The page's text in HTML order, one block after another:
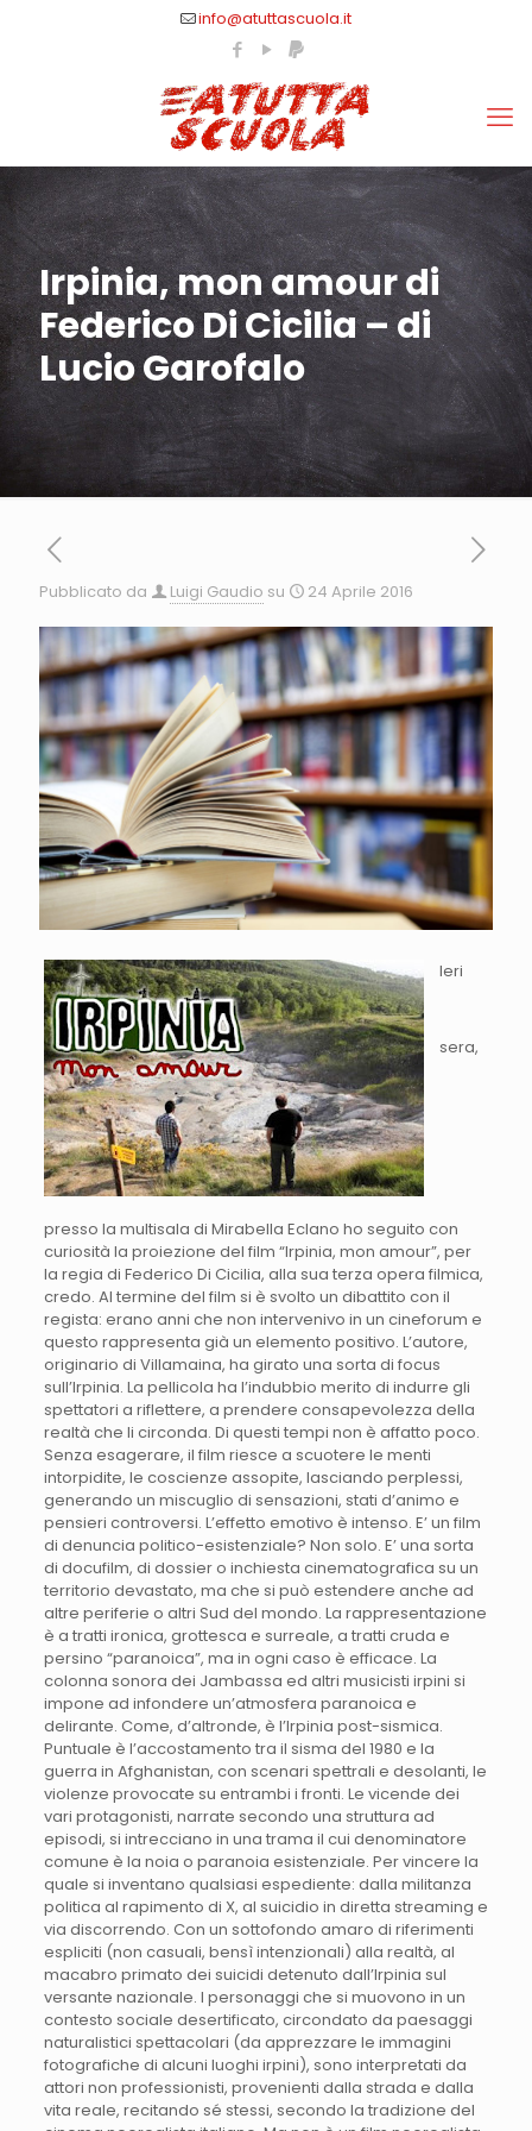
info@atuttascuola.it
Irpinia, mon amour di
Federico Di Cicilia – di
Lucio Garofalo
Pubblicato da Luigi Gaudio su 24 Aprile 2016
Ieri
sera,
presso la multisala di Mirabella Eclano ho seguito con
curiosità la proiezione del film “Irpinia, mon amour”, per
la regia di Federico Di Cicilia, alla sua terza opera filmica,
credo. Al termine del film si è svolto un dibattito con il
regista: erano anni che non intervenivo in un cineforum e
questo rappresenta già un elemento positivo. L’autore,
originario di Villamaina, ha girato una sorta di focus
sull’Irpinia. La pellicola ha l’indubbio merito di indurre gli
spettatori a riflettere, a prendere consapevolezza della
realtà che li circonda. Di questi tempi non è affatto poco.
Senza esagerare, il film riesce a scuotere le menti
intorpidite, le coscienze assopite, lasciando perplessi,
generando un miscuglio di sensazioni, stati d’animo e
pensieri controversi. L’effetto emotivo è intenso. E’ un film
di denuncia politico-esistenziale? Non solo. E’ una sorta
di docufilm, di dossier o inchiesta cinematografica su un
territorio devastato, ma che si può estendere anche ad
altre periferie o altri Sud del mondo. La rappresentazione
è a tratti ironica, grottesca e surreale, a tratti cruda e
persino “paranoica”, ma in ogni caso è efficace. La
colonna sonora dei Jambassa ed altri musicisti irpini si
impone ad infondere un’atmosfera paranoica e
delirante. Come, d’altronde, è l’Irpinia post-sismica.
Puntuale è l’accostamento tra il sisma del 1980 e la
guerra in Afghanistan, con scenari spettrali e desolanti, le
violenze provocate su entrambi i fronti. Le vicende dei
vari protagonisti, narrate secondo una struttura ad
episodi, si intrecciano in una trama il cui denominatore
comune è la noia o paranoia esistenziale. Per vincere la
quale si inventano qualsiasi espediente: dalla militanza
politica al rapimento di X, al suicidio in diretta streaming e
via discorrendo. Con un sottofondo amaro di riferimenti
espliciti (non casuali, bensì intenzionali) alla realtà, al
macabro primato dei suicidi detenuto dall’Irpinia sul
versante nazionale. I personaggi che si muovono in un
contesto sociale desertificato, circondato da paesaggi
naturalistici spettacolari (da apprezzare le immagini
fotografiche di alcuni luoghi irpini), sono interpretati da
attori non professionisti, provenienti dalla strada e dalla
vita reale, recitando sé stessi, secondo la tradizione del